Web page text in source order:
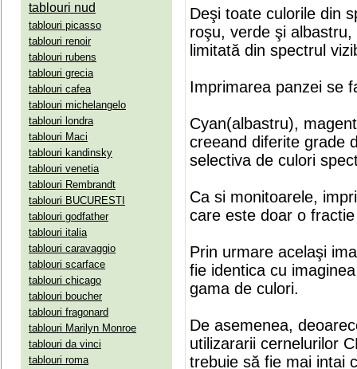
tablouri nud
tablouri picasso
tablouri renoir
tablouri rubens
tablouri grecia
tablouri cafea
tablouri michelangelo
tablouri londra
tablouri Maci
tablouri kandinsky
tablouri venetia
tablouri Rembrandt
tablouri BUCURESTI
tablouri godfather
tablouri italia
tablouri caravaggio
tablouri scarface
tablouri chicago
tablouri boucher
tablouri fragonard
tablouri Marilyn Monroe
tablouri da vinci
tablouri roma
Deşi toate culorile din
roşu, verde şi
limitată din spectrul
Imprimarea panzei se
Cyan(albastru),
creeand diferite grade
selectiva de culori
Ca si monitoarele,
care este doar o
Prin urmare acelaşi
fie identica cu
gama de culori.
De asemenea,
utilizararii cernelurilor
trebuie să fie mai intai